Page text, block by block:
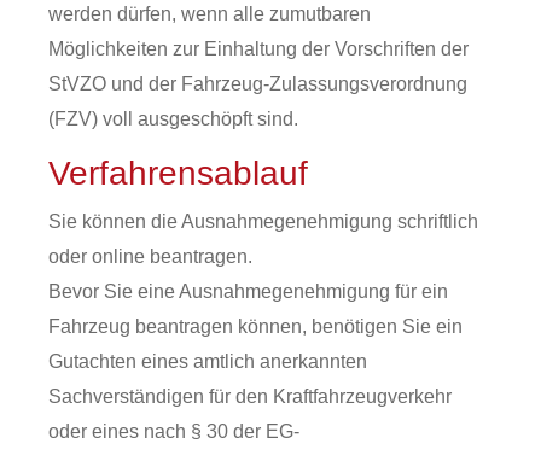
werden dürfen, wenn alle zumutbaren
Möglichkeiten zur Einhaltung der Vorschriften der
StVZO und der Fahrzeug-Zulassungsverordnung
(FZV) voll ausgeschöpft sind.
Verfahrensablauf
Sie können die Ausnahmegenehmigung schriftlich
oder online beantragen.
Bevor Sie eine Ausnahmegenehmigung für ein
Fahrzeug beantragen können, benötigen Sie ein
Gutachten eines amtlich anerkannten
Sachverständigen für den Kraftfahrzeugverkehr
oder eines nach § 30 der EG-